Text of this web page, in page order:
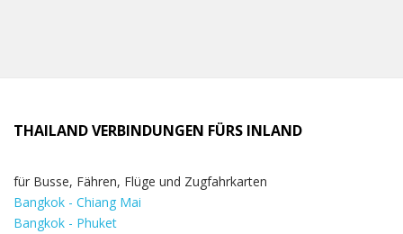
THAILAND VERBINDUNGEN FÜRS INLAND
für Busse, Fähren, Flüge und Zugfahrkarten
Bangkok - Chiang Mai
Bangkok - Phuket